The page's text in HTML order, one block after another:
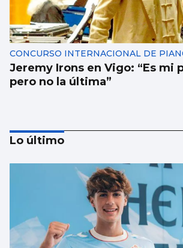
CONCURSO INTERNACIONAL DE
Jeremy Irons en Vigo: “Es mi
pero no la última”
Lo último